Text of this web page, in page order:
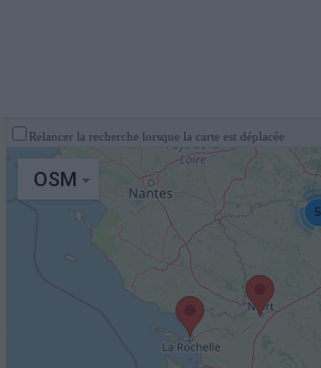
Relancer la recherche lorsque la carte est déplacée
5
OSM